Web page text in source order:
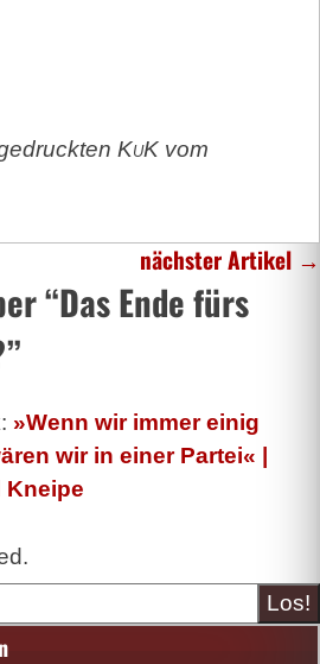
KuKvom
nächster Artikel →
“Das Ende fürs
”
»Wenn wir immer einig
wir in einer Partei« |
Kneipe